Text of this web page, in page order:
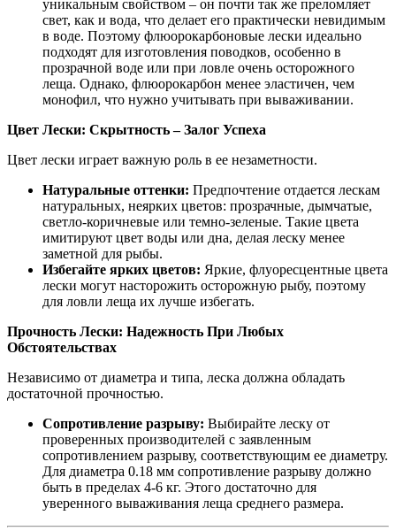
уникальным свойством – он почти так же преломляет
свет, как и вода, что делает его практически невидимым
в воде. Поэтому флюорокарбоновые лески идеально
подходят для изготовления поводков, особенно в
прозрачной воде или при ловле очень осторожного
леща. Однако, флюорокарбон менее эластичен, чем
монофил, что нужно учитывать при вываживании.
Цвет Лески: Скрытность – Залог Успеха
Цвет лески играет важную роль в ее незаметности.
Натуральные оттенки: Предпочтение отдается лескам
натуральных, неярких цветов: прозрачные, дымчатые,
светло-коричневые или темно-зеленые. Такие цвета
имитируют цвет воды или дна, делая леску менее
заметной для рыбы.
Избегайте ярких цветов: Яркие, флуоресцентные цвета
лески могут насторожить осторожную рыбу, поэтому
для ловли леща их лучше избегать.
Прочность Лески: Надежность При Любых
Обстоятельствах
Независимо от диаметра и типа, леска должна обладать
достаточной прочностью.
Сопротивление разрыву: Выбирайте леску от
проверенных производителей с заявленным
сопротивлением разрыву, соответствующим ее диаметру.
Для диаметра 0.18 мм сопротивление разрыву должно
быть в пределах 4-6 кг. Этого достаточно для
уверенного вываживания леща среднего размера.